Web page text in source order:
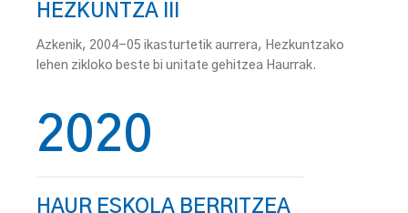
HEZKUNTZA III
Azkenik, 2004-05 ikasturtetik aurrera, Hezkuntzako
lehen zikloko beste bi unitate gehitzea Haurrak.
2020
HAUR ESKOLA BERRITZEA